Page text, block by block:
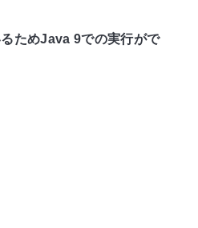
ためJava 9での実行がで